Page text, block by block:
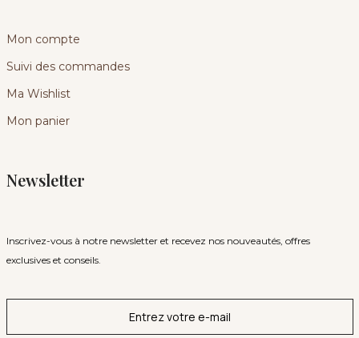
Mon compte
Suivi des commandes
Ma Wishlist
Mon panier
Newsletter
Inscrivez-vous à notre newsletter et recevez nos nouveautés, offres
exclusives et conseils.